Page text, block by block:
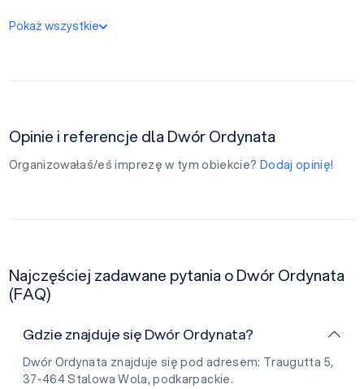
Pokaż wszystkie
Opinie i referencje dla Dwór Ordynata
Organizowałaś/eś imprezę w tym obiekcie? Dodaj opinię!
Najczęściej zadawane pytania o Dwór Ordynata
(FAQ)
Gdzie znajduje się Dwór Ordynata?
Dwór Ordynata znajduje się pod adresem: Traugutta 5,
37-464 Stalowa Wola, podkarpackie.